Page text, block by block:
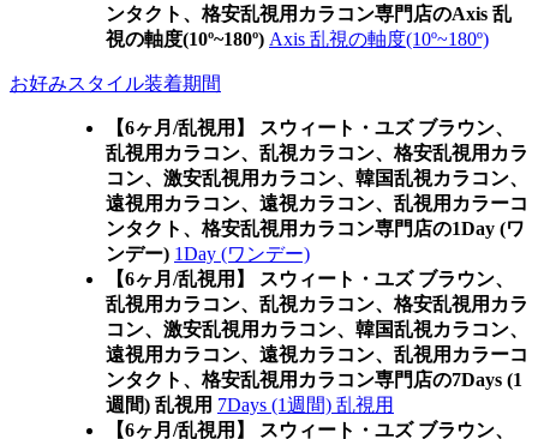
ンタクト、格安乱視用カラコン専門店のAxis 乱
視の軸度(10º~180º) Axis 乱視の軸度(10º~180º)
お好みスタイル装着期間
【6ヶ月/乱視用】 スウィート・ユズ ブラウン、
乱視用カラコン、乱視カラコン、格安乱視用カラ
コン、激安乱視用カラコン、韓国乱視カラコン、
遠視用カラコン、遠視カラコン、乱視用カラーコ
ンタクト、格安乱視用カラコン専門店の1Day (ワ
ンデー) 1Day (ワンデー)
【6ヶ月/乱視用】 スウィート・ユズ ブラウン、
乱視用カラコン、乱視カラコン、格安乱視用カラ
コン、激安乱視用カラコン、韓国乱視カラコン、
遠視用カラコン、遠視カラコン、乱視用カラーコ
ンタクト、格安乱視用カラコン専門店の7Days (1
週間) 乱視用 7Days (1週間) 乱視用
【6ヶ月/乱視用】 スウィート・ユズ ブラウン、